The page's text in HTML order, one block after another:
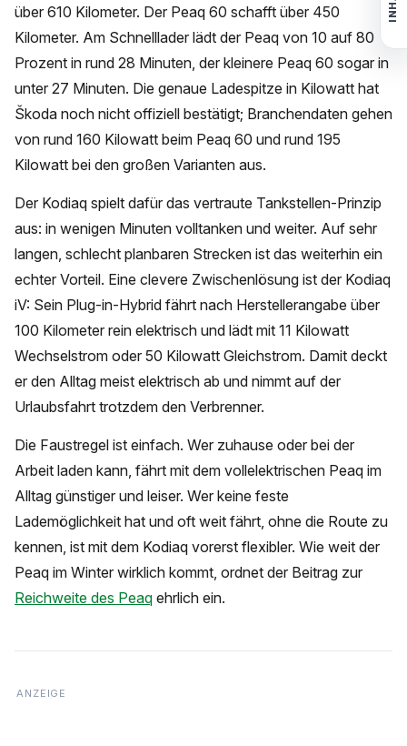
über 610 Kilometer. Der Peaq 60 schafft über 450
Kilometer. Am Schnelllader lädt der Peaq von 10 auf 80
Prozent in rund 28 Minuten, der kleinere Peaq 60 sogar in
unter 27 Minuten. Die genaue Ladespitze in Kilowatt hat
Škoda noch nicht offiziell bestätigt; Branchendaten gehen
von rund 160 Kilowatt beim Peaq 60 und rund 195
Kilowatt bei den großen Varianten aus.
Der Kodiaq spielt dafür das vertraute Tankstellen-Prinzip
aus: in wenigen Minuten volltanken und weiter. Auf sehr
langen, schlecht planbaren Strecken ist das weiterhin ein
echter Vorteil. Eine clevere Zwischenlösung ist der Kodiaq
iV: Sein Plug-in-Hybrid fährt nach Herstellerangabe über
100 Kilometer rein elektrisch und lädt mit 11 Kilowatt
Wechselstrom oder 50 Kilowatt Gleichstrom. Damit deckt
er den Alltag meist elektrisch ab und nimmt auf der
Urlaubsfahrt trotzdem den Verbrenner.
Die Faustregel ist einfach. Wer zuhause oder bei der
Arbeit laden kann, fährt mit dem vollelektrischen Peaq im
Alltag günstiger und leiser. Wer keine feste
Lademöglichkeit hat und oft weit fährt, ohne die Route zu
kennen, ist mit dem Kodiaq vorerst flexibler. Wie weit der
Peaq im Winter wirklich kommt, ordnet der Beitrag zur
Reichweite des Peaq ehrlich ein.